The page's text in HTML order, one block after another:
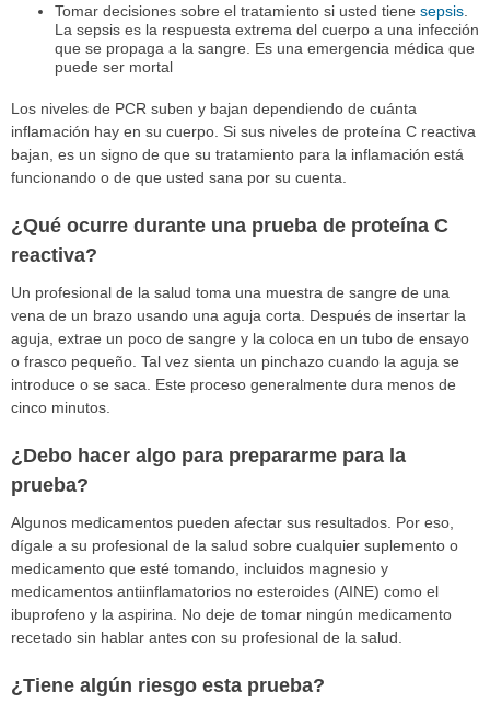
Tomar decisiones sobre el tratamiento si usted tiene sepsis.
La sepsis es la respuesta extrema del cuerpo a una infección
que se propaga a la sangre. Es una emergencia médica que
puede ser mortal
Los niveles de PCR suben y bajan dependiendo de cuánta
inflamación hay en su cuerpo. Si sus niveles de proteína C reactiva
bajan, es un signo de que su tratamiento para la inflamación está
funcionando o de que usted sana por su cuenta.
¿Qué ocurre durante una prueba de proteína C
reactiva?
Un profesional de la salud toma una muestra de sangre de una
vena de un brazo usando una aguja corta. Después de insertar la
aguja, extrae un poco de sangre y la coloca en un tubo de ensayo
o frasco pequeño. Tal vez sienta un pinchazo cuando la aguja se
introduce o se saca. Este proceso generalmente dura menos de
cinco minutos.
¿Debo hacer algo para prepararme para la
prueba?
Algunos medicamentos pueden afectar sus resultados. Por eso,
dígale a su profesional de la salud sobre cualquier suplemento o
medicamento que esté tomando, incluidos magnesio y
medicamentos antiinflamatorios no esteroides (AINE) como el
ibuprofeno y la aspirina. No deje de tomar ningún medicamento
recetado sin hablar antes con su profesional de la salud.
¿Tiene algún riesgo esta prueba?